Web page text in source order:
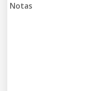
Notas